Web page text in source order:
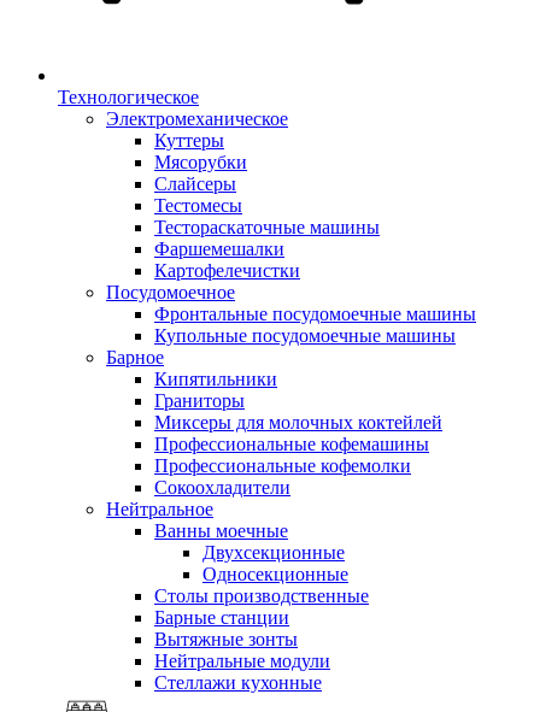
Технологическое
Электромеханическое
Куттеры
Мясорубки
Слайсеры
Тестомесы
Тестораскаточные машины
Фаршемешалки
Картофелечистки
Посудомоечное
Фронтальные посудомоечные машины
Купольные посудомоечные машины
Барное
Кипятильники
Граниторы
Миксеры для молочных коктейлей
Профессиональные кофемашины
Профессиональные кофемолки
Сокоохладители
Нейтральное
Ванны моечные
Двухсекционные
Односекционные
Столы производственные
Барные станции
Вытяжные зонты
Нейтральные модули
Стеллажи кухонные